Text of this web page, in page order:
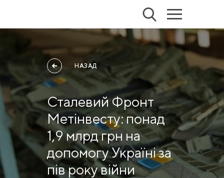
НАЗАД
Сталевий Фронт
Метінвесту: понад
1,9 млрд грн на
допомогу Україні за
пів року війни